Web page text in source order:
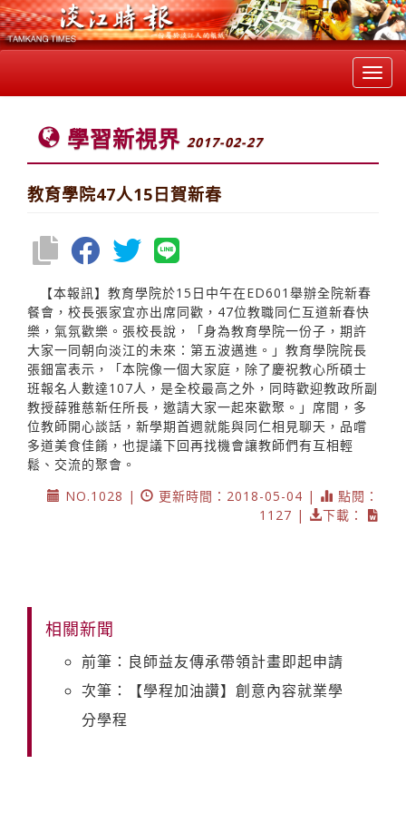
學習新視界 2017-02-27
教育學院47人15日賀新春
【本報訊】教育學院於15日中午在ED601舉辦全院新春
餐會，校長張家宜亦出席同歡，47位教職同仁互道新春快
樂，氣氛歡樂。張校長說，「身為教育學院一份子，期許
大家一同朝向淡江的未來：第五波邁進。」教育學院院長
張鈿富表示，「本院像一個大家庭，除了慶祝教心所碩士
班報名人數達107人，是全校最高之外，同時歡迎教政所副
教授薛雅慈新任所長，邀請大家一起來歡聚。」席間，多
位教師開心談話，新學期首週就能與同仁相見聊天，品嚐
多道美食佳餚，也提議下回再找機會讓教師們有互相輕
鬆、交流的聚會。
NO.1028 |
更新時間：2018-05-04 |
點閱：
1127 |
下載：
相關新聞
前筆：良師益友傳承帶領計畫即起申請
次筆：【學程加油讚】創意內容就業學
分學程